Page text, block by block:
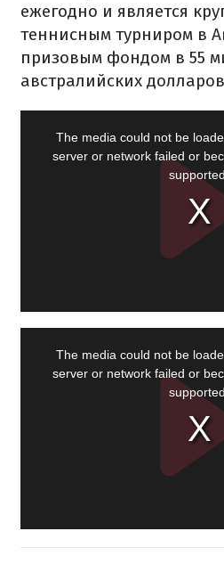
ежегодно и является
теннисным турниром в
призовым фондом в 55
австралийских